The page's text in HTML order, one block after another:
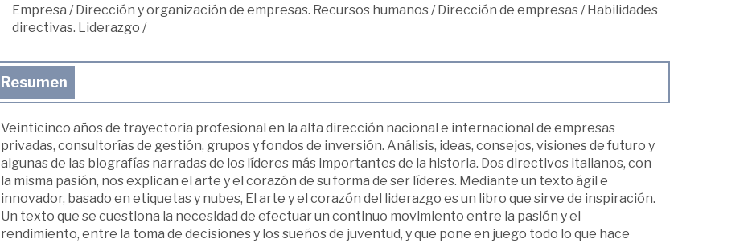
Empresa / Dirección y organización de empresas. Recursos humanos/ Dirección de empresas/ Habilidades
directivas. Liderazgo /
Resumen
Veinticinco años de trayectoria profesional en la alta dirección nacional e internacional de empresas
privadas, consultorías de gestión, grupos y fondos de inversión. Análisis, ideas, consejos, visiones de futuro y
algunas de las biografías narradas de los líderes más importantes de la historia. Dos directivos italianos, con
la misma pasión, nos explican el arte y el corazón de su forma de ser líderes. Mediante un texto ágil e
innovador, basado en etiquetas y nubes, El arte y el corazón del liderazgo es un libro que sirve de inspiración.
Un texto que se cuestiona la necesidad de efectuar un continuo movimiento entre la pasión y el
rendimiento, entre la toma de decisiones y los sueños de juventud, y que pone en juego todo lo que hace